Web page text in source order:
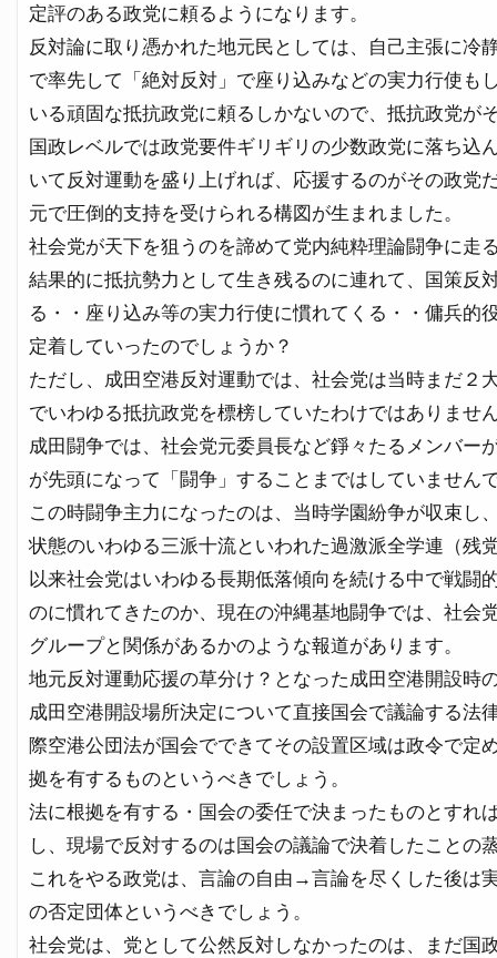
定評のある政党に頼るようになります。
反対論に取り憑かれた地元民としては、自己主張に冷
で率先して「絶対反対」で座り込みなどの実力行使も
いる頑固な抵抗政党に頼るしかないので、抵抗政党が
国政レベルでは政党要件ギリギリの少数政党に落ち込
いて反対運動を盛り上げれば、応援するのがその政党
元で圧倒的支持を受けられる構図が生まれました。
社会党が天下を狙うのを諦めて党内純粋理論闘争に走
結果的に抵抗勢力として生き残るのに連れて、国策反
る・・座り込み等の実力行使に慣れてくる・・傭兵的
定着していったのでしょうか？
ただし、成田空港反対運動では、社会党は当時まだ２
でいわゆる抵抗政党を標榜していたわけではありませ
成田闘争では、社会党元委員長など錚々たるメンバー
が先頭になって「闘争」することまではしていません
この時闘争主力になったのは、当時学園紛争が収束し
状態のいわゆる三派十流といわれた過激派全学連（残
以来社会党はいわゆる長期低落傾向を続ける中で戦闘
のに慣れてきたのか、現在の沖縄基地闘争では、社会
グループと関係があるかのような報道があります。
地元反対運動応援の草分け？となった成田空港開設時
成田空港開設場所決定について直接国会で議論する法
際空港公団法が国会でできてその設置区域は政令で定
拠を有するものというべきでしょう。
法に根拠を有する・国会の委任で決まったものとすれ
し、現場で反対するのは国会の議論で決着したことの
これをやる政党は、言論の自由→言論を尽くした後は
の否定団体というべきでしょう。
社会党は、党として公然反対しなかったのは、まだ国